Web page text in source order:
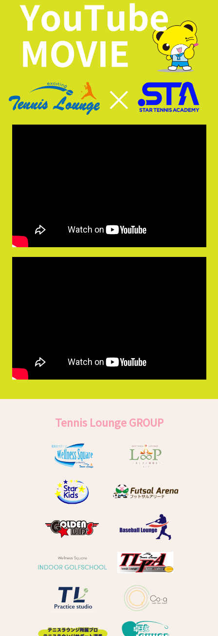
Tennis Lounge GROUP